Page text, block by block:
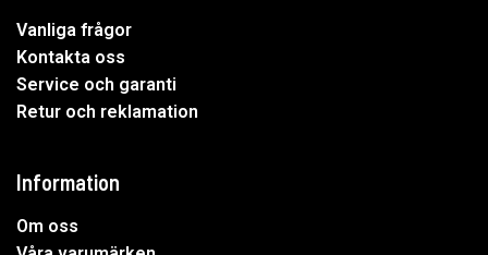
Vanliga frågor
Kontakta oss
Service och garanti
Retur och reklamation
Information
Om oss